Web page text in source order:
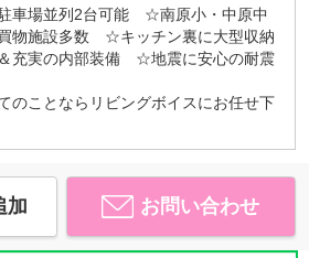
車場並列2台可能 ☆南原小・中原中
物施設多数 ☆キッチン裏に大型収納
充実の内部装備 ☆地震に安心の耐震
のことならリビングボイスにお任せ下
加 お問い合わせ